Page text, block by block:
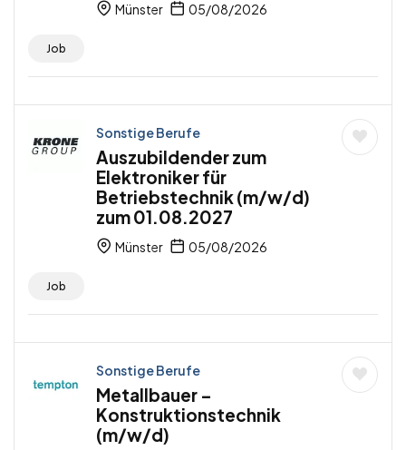
Münster 05/08/2026
Job
Sonstige Berufe
Auszubildender zum
Elektroniker für
Betriebstechnik (m/w/d)
zum 01.08.2027
Münster 05/08/2026
Job
Sonstige Berufe
Metallbauer –
Konstruktionstechnik
(m/w/d)